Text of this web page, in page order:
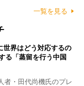
一覧を見る
界はどう対応するの
「蒸留を行う中国
・田代尚機氏のプレ